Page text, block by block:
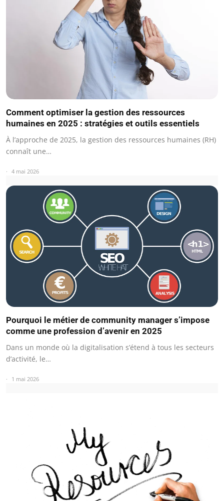
Comment optimiser la gestion des ressources
humaines en 2025 : stratégies et outils essentiels
À l’approche de 2025, la gestion des ressources humaines (RH)
connaît une…
4 mai 2026
Pourquoi le métier de community manager s’impose
comme une profession d’avenir en 2025
Dans un monde où la digitalisation s’étend à tous les secteurs
d’activité, le…
1 mai 2026